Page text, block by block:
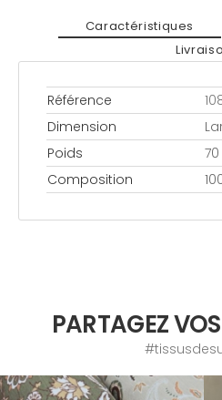
Caractéristiques
Référence
Dimension
Poids
Composition
PARTAGEZ